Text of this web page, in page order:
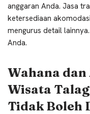
anggaran Anda. Jasa
ketersediaan
mengurus detail
Anda.
Wahana
Wisata
Tidak Boleh